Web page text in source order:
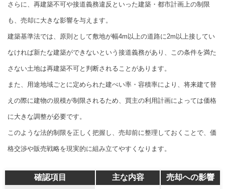
さらに、再建築不可や接道義務違反といった建築・都市計画上の制限
も、売却に大きな影響を与えます。
建築基準法では、原則として敷地が幅4m以上の道路に2m以上接してい
なければ新たな建築ができないという接道義務があり、この条件を満た
さない土地は再建築不可と判断されることがあります。
また、用途地域ごとに定められた建ぺい率・容積率により、将来建て替
えの際に建物の規模が制限されるため、買主の利用計画によっては価格
に大きな調整が必要です。
このような法的制限を正しく把握し、売却前に整理しておくことで、価
格交渉や販売戦略を現実的に組み立てやすくなります。
確認項目 主な内容 売却への影響